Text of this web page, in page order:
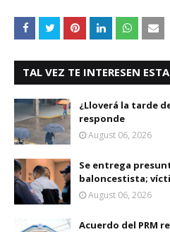
TAL VEZ TE INTERESEN
¿Lloverá la tarde
responde
August 06, 2026
Se entrega
baloncestista;
August 06, 2026
Acuerdo del PRM